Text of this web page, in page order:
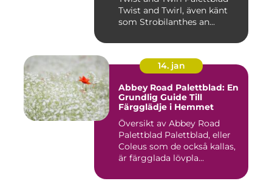
Twist and Twirl, även känt
som Strobilanthes an...
14. jan
Abbey Road Palettblad: En
Grundlig Guide Till
Färgglädje i Hemmet
Översikt av Abbey Road
Palettblad Palettblad, eller
Coleus som de också kallas,
är färgglada lövpla...